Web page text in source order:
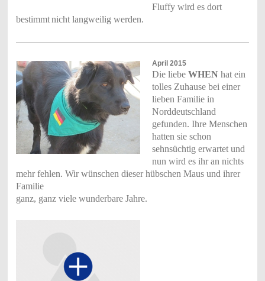
Fluffy wird es dort
bestimmtnicht langweilig werden.
April 2015
Die liebe WHENhat ein
tolles Zuhause bei einer
lieben Familie in
Norddeutschland
gefunden. Ihre Menschen
hatten sie schon
sehnsüchtig erwartet und
nun wird es ihr an nichts
mehr fehlen. Wir wünschen dieser hübschen Maus und ihrer
Familie
ganz, ganz viele wunderbare Jahre.